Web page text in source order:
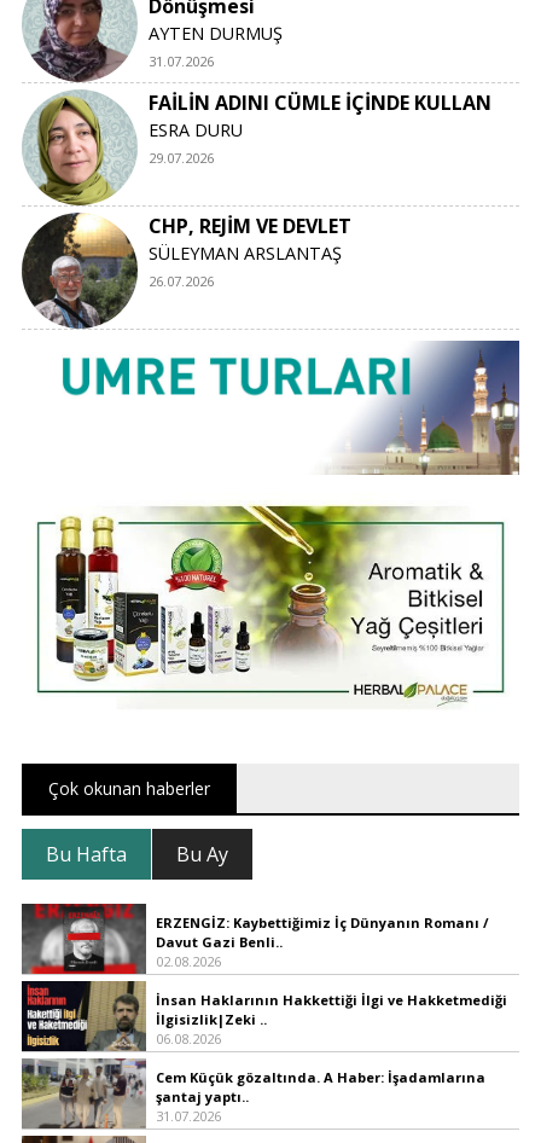
Dönüşmesi
AYTEN DURMUŞ
31.07.2026
FAİLİN ADINI CÜMLE İÇİNDE KULLAN
ESRA DURU
29.07.2026
CHP, REJİM VE DEVLET
SÜLEYMAN ARSLANTAŞ
26.07.2026
Çok okunan haberler
Bu Hafta Bu Ay
ERZENGİZ: Kaybettiğimiz İç Dünyanın Romanı /
Davut Gazi Benli..
02.08.2026
İnsan Haklarının Hakkettiği İlgi ve Hakketmediği
İlgisizlik|Zeki ..
06.08.2026
Cem Küçük gözaltında. A Haber: İşadamlarına
şantaj yaptı..
31.07.2026